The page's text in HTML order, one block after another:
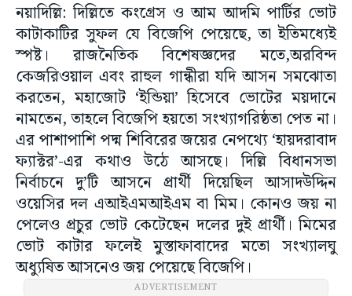
নয়াদিল্লি: দিল্লিতে কংগ্রেস ও আম আদমি পার্টির ভোট
কাটাকাটির সুফল যে বিজেপি পেয়েছে, তা ইতিমধ্যেই
স্পষ্ট। রাজনৈতিক বিশেষজ্ঞদের মতে,অরবিন্দ
কেজরিওয়াল এবং রাহুল গান্ধীরা যদি আসন সমঝোতা
করতেন, মহাজোট ‘ইন্ডিয়া’ হিসেবে ভোটের ময়দানে
নামতেন, তাহলে বিজেপি হয়তো সংখ্যাগরিষ্ঠতা পেত না।
এর পাশাপাশি পদ্ম শিবিরের জয়ের নেপথ্যে ‘হায়দরাবাদ
ফ্যাক্টর’-এর কথাও উঠে আসছে। দিল্লি বিধানসভা
নির্বাচনে দু’টি আসনে প্রার্থী দিয়েছিল আসাদউদ্দিন
ওয়েসির দল এআইএমআইএম বা মিম। কোনও জয় না
পেলেও প্রচুর ভোট কেটেছেন দলের দুই প্রার্থী। মিমের
ভোট কাটার ফলেই মুস্তাফাবাদের মতো সংখ্যালঘু
অধ্যুষিত আসনেও জয় পেয়েছে বিজেপি।
ADVERTISEMENT